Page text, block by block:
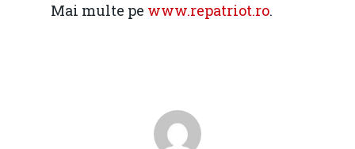
Mai multe pe www.repatriot.ro.